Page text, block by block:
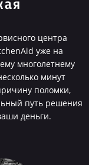
центра
уже на
многолетнему
минут
поломки,
путь решения
деньги.